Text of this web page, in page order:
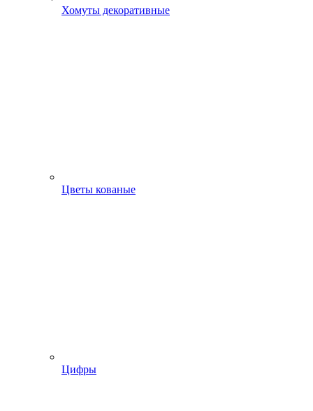
Хомуты декоративные
Цветы кованые
Цифры